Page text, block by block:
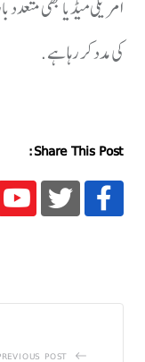
امریکی میڈیا بھی
کی مدد کر رہا ہے.
Share This Post:
POST